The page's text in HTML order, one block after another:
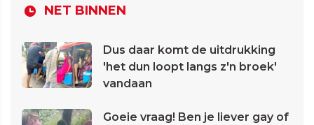
NET BINNEN
Dus daar komt de uitdrukking
'het dun loopt langs z'n broek'
vandaan
Goeie vraag! Ben je liever gay of